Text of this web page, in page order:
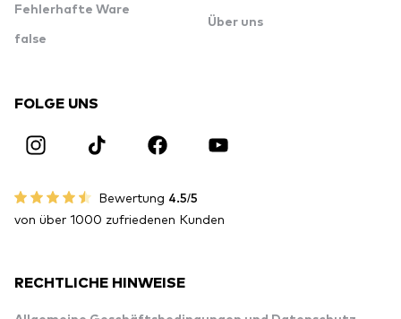
Fehlerhafte Ware
false
Über uns
FOLGE UNS
Bewertung 4.5/5
von über 1000 zufriedenen Kunden
RECHTLICHE HINWEISE